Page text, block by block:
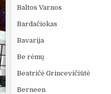
Baltos Varnos
Bardačiokas
Bavarija
Be rėmų
Beatričė Grincevičiūtė
Berneen